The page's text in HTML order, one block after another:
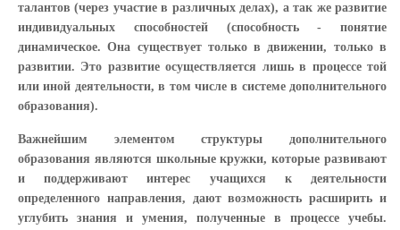
талантов (через участие в различных делах), а так же развитие
индивидуальных способностей (способность - понятие
динамическое. Она существует только в движении, только в
развитии. Это развитие осуществляется лишь в процессе той
или иной деятельности, в том числе в системе дополнительного
образования).
Важнейшим элементом структуры дополнительного
образования являются школьные кружки, которые развивают
и поддерживают интерес учащихся к деятельности
определенного направления, дают возможность расширить и
углубить знания и умения, полученные в процессе учебы.